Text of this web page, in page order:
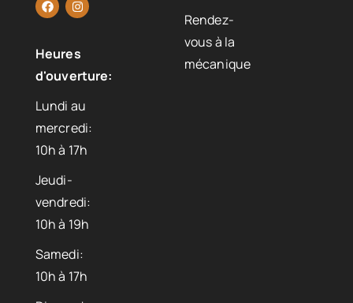
Heures
d'ouverture:
Lundi au
mercredi:
10h à 17h
Jeudi-
vendredi:
10h à 19h
Samedi:
10h à 17h
Rendez-
vous à la
mécanique